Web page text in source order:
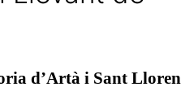
d’Artà i Sant